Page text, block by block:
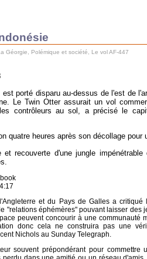
Géorgie Polémique et société Le vol AF-447
porté disparu au-dessus de l'est de
Le Twin Otter assurait un vol
contrôleurs au sol, a précisé le
quatre heures après son décollage pour
et recouverte d'une jungle
et du Pays de Galles a
"relations éphémères" pouvant laisser des
peuvent concourir à une communauté
donc cela ne construira pas une
Nichols au Sunday Telegraph.
souvent prépondérant pour commettre